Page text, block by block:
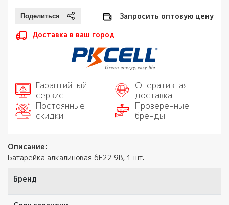
Запросить оптовую цену
Доставка в ваш город
Гарантийный
сервис
Оперативная
доставка
Постоянные
скидки
Проверенные
бренды
Описание:
Батарейка алкалиновая 6F22 9В, 1 шт.
Бренд